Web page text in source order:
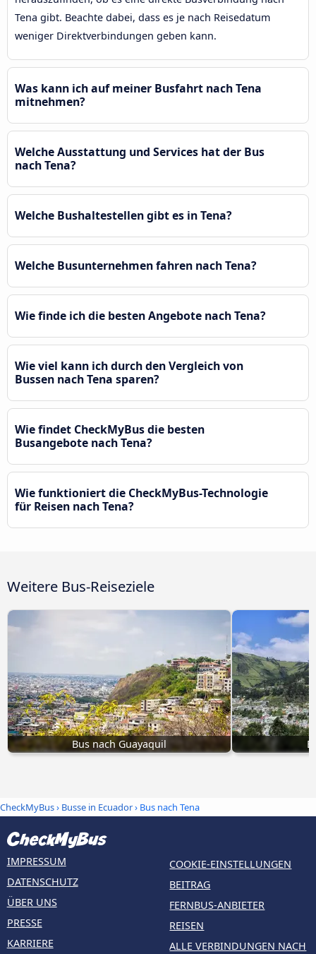
Tena gibt. Beachte dabei, dass es je nach Reisedatum
weniger Direktverbindungen geben kann.
Was kann ich auf meiner Busfahrt nach Tena
mitnehmen?
Welche Ausstattung und Services hat der Bus
nach Tena?
Welche Bushaltestellen gibt es in Tena?
Welche Busunternehmen fahren nach Tena?
Wie finde ich die besten Angebote nach Tena?
Wie viel kann ich durch den Vergleich von
Bussen nach Tena sparen?
Wie findet CheckMyBus die besten
Busangebote nach Tena?
Wie funktioniert die CheckMyBus-Technologie
für Reisen nach Tena?
Weitere Bus-Reiseziele
Bus nach Guayaquil
CheckMyBus› Busse in Ecuador› Bus nach Tena
IMPRESSUM
DATENSCHUTZ
ÜBER UNS
PRESSE
KARRIERE
COOKIE-EINSTELLUNGEN
BEITRAG
FERNBUS-ANBIETER
REISEN
ALLE VERBINDUNGEN NACH